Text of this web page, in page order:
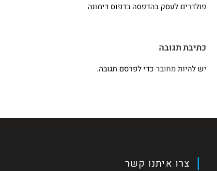
פולדרים לעסק בהדפסה בדפוס דימונה
כתיבת תגובה
יש להיות מחובר כדי לפרסם תגובה.
צרו איתנו קשר